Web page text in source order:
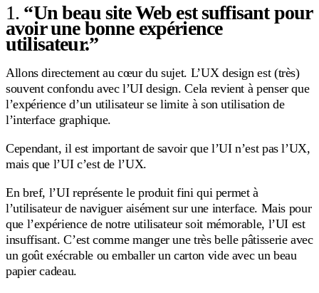
1. “Un beau site Web est suffisant pour
avoir une bonne expérience
utilisateur.”
Allons directement au cœur du sujet. L’UX design est (très)
souvent confondu avec l’UI design. Cela revient à penser que
l’expérience d’un utilisateur se limite à son utilisation de
l’interface graphique.
Cependant, il est important de savoir que l’UI n’est pas l’UX,
mais que l’UI c’est de l’UX.
En bref, l’UI représente le produit fini qui permet à
l’utilisateur de naviguer aisément sur une interface. Mais pour
que l’expérience de notre utilisateur soit mémorable, l’UI est
insuffisant. C’est comme manger une très belle pâtisserie avec
un goût exécrable ou emballer un carton vide avec un beau
papier cadeau.